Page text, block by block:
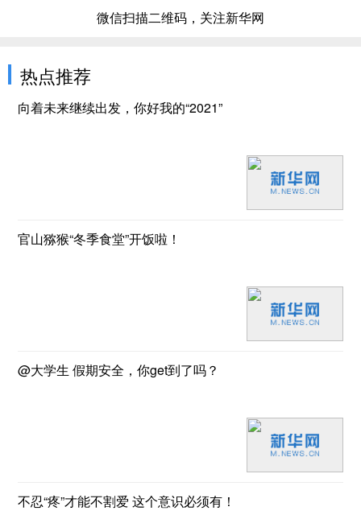
微信扫描二维码，关注新华网
热点推荐
向着未来继续出发，你好我的“2021”
官山猕猴“冬季食堂”开饭啦！
@大学生 假期安全，你get到了吗？
不忍“疼”才能不割爱 这个意识必须有！